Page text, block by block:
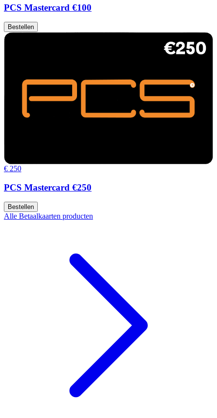
PCS Mastercard €100
Bestellen
€ 250
PCS Mastercard €250
Bestellen
Alle Betaalkaarten producten